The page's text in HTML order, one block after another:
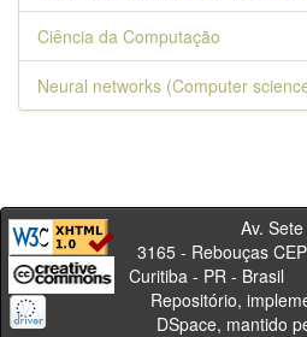
Ciência da Computação
Neural networks (Computer
Av. Sete de
3165 - Rebouças
Curitiba - PR
Repositório,
DSpace, mantido